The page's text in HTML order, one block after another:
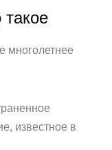
такое
многолетнее
известное в